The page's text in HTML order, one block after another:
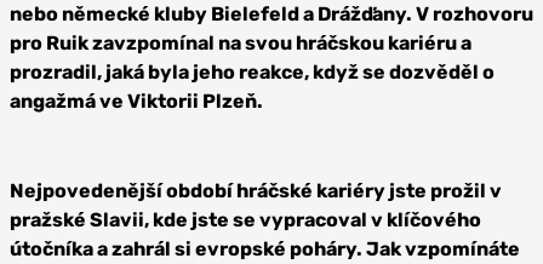
nebo německé kluby Bielefeld a Drážďany. V rozhovoru
pro Ruik zavzpomínal na svou hráčskou kariéru a
prozradil, jaká byla jeho reakce, když se dozvěděl o
angažmá ve Viktorii Plzeň.
Nejpovedenější období hráčské kariéry jste prožil v
pražské Slavii, kde jste se vypracoval v klíčového
útočníka a zahrál si evropské poháry. Jak vzpomínáte